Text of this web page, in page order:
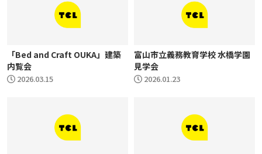
「Bed and Craft OUKA」建築
内覧会
2026.03.15
富山市立義務教育学校 水橋学園
見学会
2026.01.23